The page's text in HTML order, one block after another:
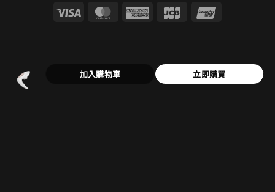
Visa MasterCardAmerican JCB
加入購物車 立即購買